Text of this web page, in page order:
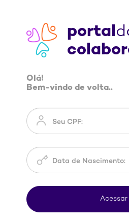
portal
Olá!
Bem-vindo de volta..